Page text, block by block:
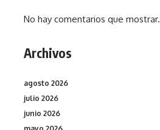
No hay comentarios que mostrar.
Archivos
agosto 2026
julio 2026
junio 2026
mayo 2026